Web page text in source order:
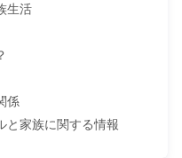
生活
係
と家族に関する情報